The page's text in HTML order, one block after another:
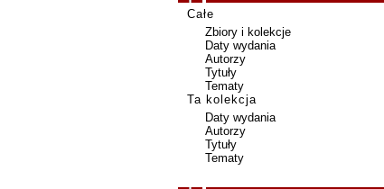
Całe
Zbiory i kolekcje
Daty wydania
Autorzy
Tytuły
Tematy
Ta kolekcja
Daty wydania
Autorzy
Tytuły
Tematy